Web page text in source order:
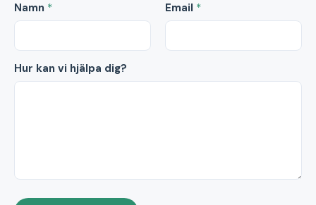
Namn * Email *
Hur kan vi hjälpa dig?